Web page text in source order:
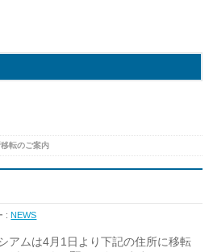
転のご案内
:NEWS
アムは4月1日より下記の住所に移転